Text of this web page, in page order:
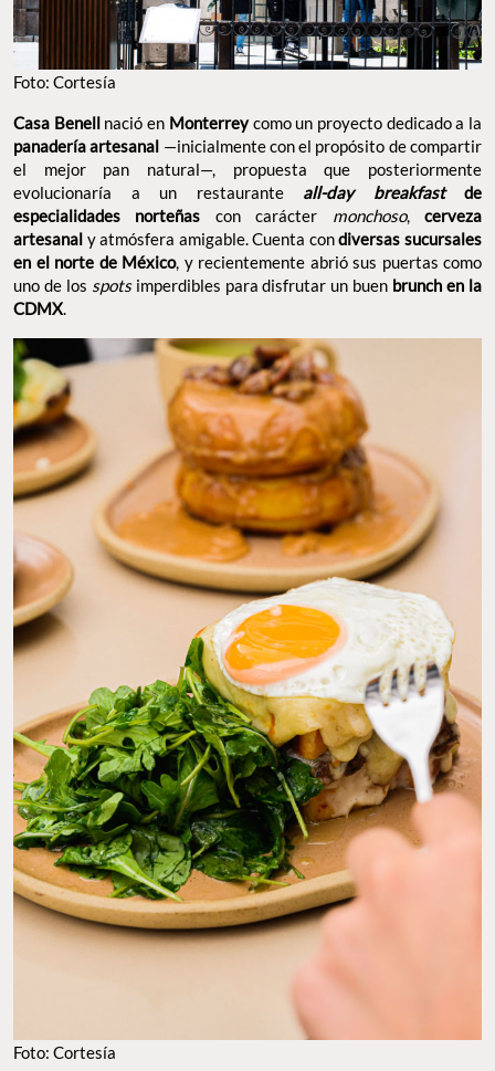
Foto: Cortesía
Casa Benell nació en Monterreycomo un proyecto dedicado a la
panadería artesanal —inicialmente con el propósito de compartir
el mejor pan natural—, propuesta que posteriormente
evolucionaría a un restauranteall-day breakfastde
especialidades norteñas con carácter monchoso, cerveza
artesanal y atmósfera amigable. Cuenta condiversas sucursales
en el norte de México, y recientemente abrió sus puertas como
uno de los spotsimperdibles para disfrutar un buen brunch en la
CDMX
Foto: Cortesía